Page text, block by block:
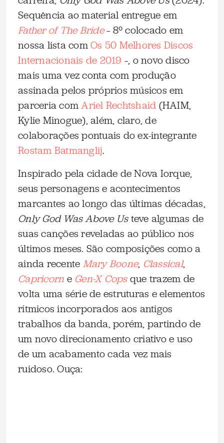
Sequência ao material entregue em
Father of The Bride– 8º colocado em
nossa lista comOs 50 Melhores Discos
Internacionais de 2019 –, o novo disco
mais uma vez conta com produção
assinada pelos próprios músicos em
parceria comAriel Rechtshaid (HAIM,
Kylie Minogue), além, claro, de
colaborações pontuais do ex-integrante
Rostam Batmanglij.
Inspirado pela cidade de Nova Iorque,
seus personagens e acontecimentos
marcantes ao longo das últimas décadas,
Only God Was Above Usteve algumas de
suas canções reveladas ao público nos
últimos meses. São composições como a
ainda recente Mary Boone, Classical,
Capricorn e Gen-X Copsque trazem de
volta uma série de estruturas e elementos
rítmicos incorporados aos antigos
trabalhos da banda, porém, partindo de
um novo direcionamento criativo e uso
de um acabamento cada vez mais
ruidoso. Ouça: